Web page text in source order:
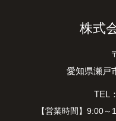
株式
愛知県瀬戸
TEL
【営業時間】9:00